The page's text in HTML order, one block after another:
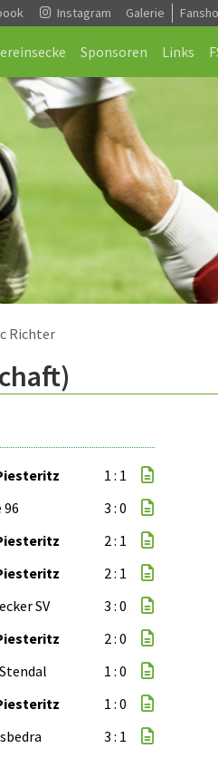
Instagram Galerie
Sponsoren Links
Richter
1 : 1
96
3 : 0
2 : 1
2 : 1
SV
3 : 0
2 : 0
1 : 0
1 : 0
3 : 1